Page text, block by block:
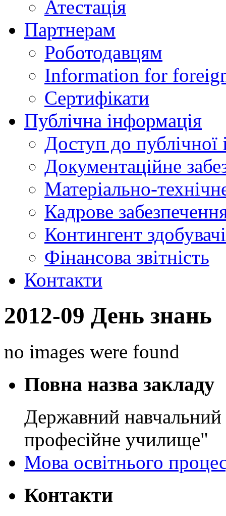
Атестація
Партнерам
Роботодавцям
Information for
Сертифікати
Публічна інформація
Доступ до публічної
Документаційне
Матеріально-
Кадрове
Контингент
Фінансова звітність
Контакти
2012-09 День знань
no images were found
Повна назва закладу
Державний навчальний
професійне училище"
Мова освітнього
Контакти